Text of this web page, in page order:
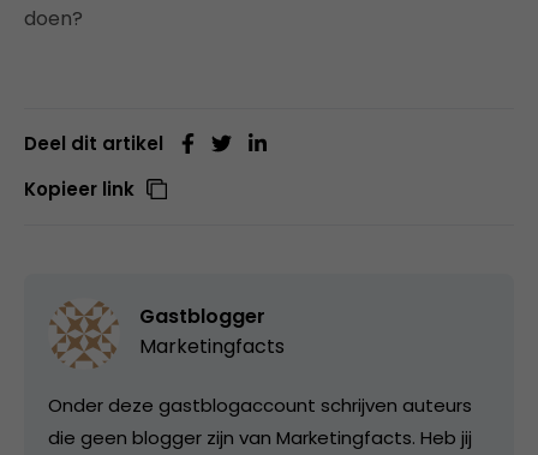
doen?
Deel dit artikel
Kopieer link
Gastblogger
Marketingfacts
Onder deze gastblogaccount schrijven auteurs
die geen blogger zijn van Marketingfacts. Heb jij